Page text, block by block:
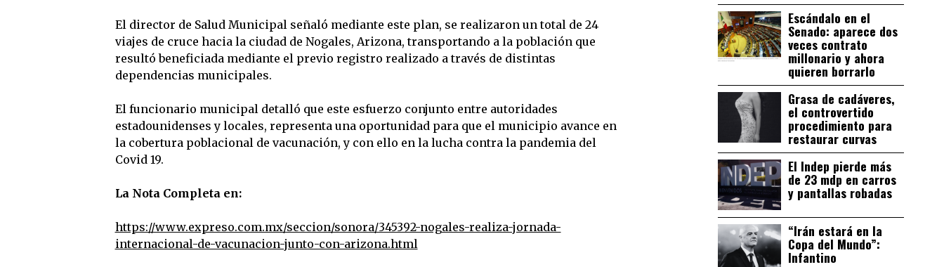
El director de Salud Municipal señaló mediante este plan, se realizaron un total de 24
viajes de cruce hacia la ciudad de Nogales, Arizona, transportando a la población que
resultó beneficiada mediante el previo registro realizado a través de distintas
dependencias municipales.
El funcionario municipal detalló que este esfuerzo conjunto entre autoridades
estadounidenses y locales, representa una oportunidad para que el municipio avance en
la cobertura poblacional de vacunación, y con ello en la lucha contra la pandemia del
Covid 19.
La Nota Completa en:
https://www.expreso.com.mx/seccion/sonora/345392-nogales-realiza-jornada-
internacional-de-vacunacion-junto-con-arizona.html
Escándalo en el
Senado: aparece dos
veces contrato
millonario y ahora
quieren borrarlo
Grasa de cadáveres,
el controvertido
procedimiento para
restaurar curvas
El Indep pierde más
de 23 mdp en carros
y pantallas robadas
“Irán estará en la
Copa del Mundo”:
Infantino